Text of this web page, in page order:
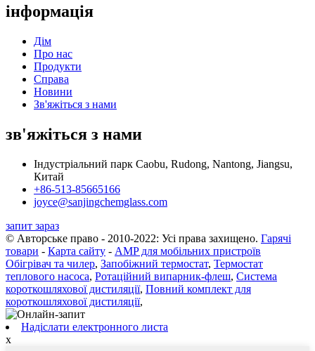
інформація
Дім
Про нас
Продукти
Справа
Новини
Зв'яжіться з нами
зв'яжіться з нами
Індустріальний парк Caobu, Rudong, Nantong, Jiangsu,
Китай
+86-513-85665166
joyce@sanjingchemglass.com
запит зараз
© Авторське право - 2010-2022: Усі права захищено. Гарячі
товари - Карта сайту - AMP для мобільних пристроїв
Обігрівач та чилер, Запобіжний термостат, Термостат
теплового насоса, Ротаційний випарник-флеш, Система
короткошляхової дистиляції, Повний комплект для
короткошляхової дистиляції,
Надіслати електронного листа
x